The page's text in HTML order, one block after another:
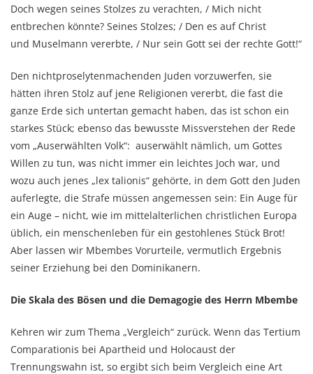
Doch wegen seines Stolzes zu verachten, / Mich nicht
entbrechen könnte? Seines Stolzes; / Den es auf Christ
und Muselmann vererbte, / Nur sein Gott sei der rechte Gott!“
Den nichtproselytenmachenden Juden vorzuwerfen, sie
hätten ihren Stolz auf jene Religionen vererbt, die fast die
ganze Erde sich untertan gemacht haben, das ist schon ein
starkes Stück; ebenso das bewusste Missverstehen der Rede
vom „Auserwählten Volk“: auserwählt nämlich, um Gottes
Willen zu tun, was nicht immer ein leichtes Joch war, und
wozu auch jenes „lex talionis“ gehörte, in dem Gott den Juden
auferlegte, die Strafe müssen angemessen sein: Ein Auge für
ein Auge – nicht, wie im mittelalterlichen christlichen Europa
üblich, ein menschenleben für ein gestohlenes Stück Brot!
Aber lassen wir Mbembes Vorurteile, vermutlich Ergebnis
seiner Erziehung bei den Dominikanern.
Die Skala des Bösen und die Demagogie des Herrn Mbembe
Kehren wir zum Thema „Vergleich“ zurück. Wenn das Tertium
Comparationis bei Apartheid und Holocaust der
Trennungswahn ist, so ergibt sich beim Vergleich eine Art